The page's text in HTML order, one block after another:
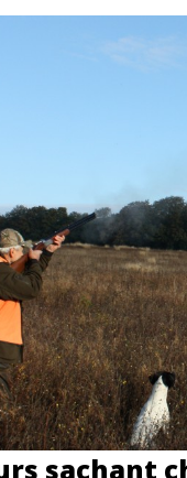
sachant